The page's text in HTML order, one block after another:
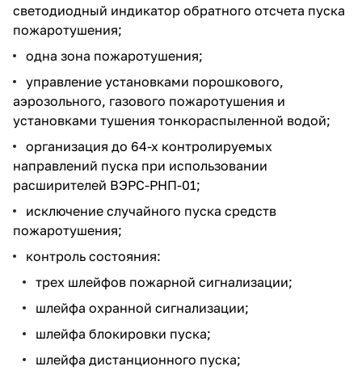
светодиодный индикатор обратного отсчета пуска
пожаротушения;
одна зона пожаротушения;
управление установками порошкового,
аэрозольного, газового пожаротушения и
установками тушения тонкораспыленной водой;
организация до 64-х контролируемых
направлений пуска при использовании
расширителей ВЭРС-РНП-01;
исключение случайного пуска средств
пожаротушения;
контроль состояния:
трех шлейфов пожарной сигнализации;
шлейфа охранной сигнализации;
шлейфа блокировки пуска;
шлейфа дистанционного пуска;